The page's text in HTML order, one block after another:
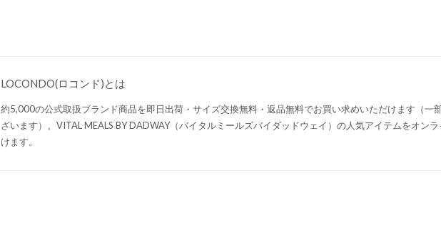
LOCONDO(ロコンド)とは
約5,000の公式取扱ブランド商品を即日出荷・サイズ交換無料・返品無料でお買い求めいただけます（一
ざいます）。VITAL MEALS BY DADWAY（バイタルミールズバイダッドウェイ）の人気アイテムをオン
けます。